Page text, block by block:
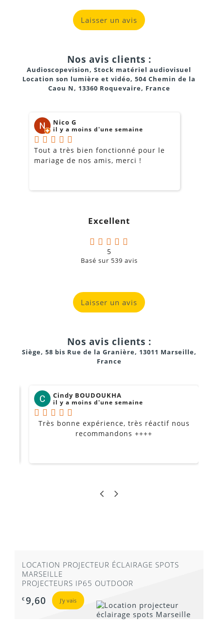
Laisser un avis
Nos avis clients :
Audioscopevision, Stock matériel audiovisuel
Location son lumière et vidéo, 504 Chemin de la
Caou N, 13360 Roquevaire, France
Nico G
il y a moins d'une semaine
Tout a très bien fonctionné pour le
mariage de nos amis, merci !
Excellent
5
Basé sur 539 avis
Laisser un avis
Nos avis clients :
Siège, 58 bis Rue de la Granière, 13011 Marseille,
France
Cindy BOUDOUKHA
il y a moins d'une semaine
Très bonne expérience, très réactif nous
recommandons ++++
LOCATION PROJECTEUR ÉCLAIRAGE SPOTS
MARSEILLE
PROJECTEURS IP65 OUTDOOR
€ 9,60 J'y vais